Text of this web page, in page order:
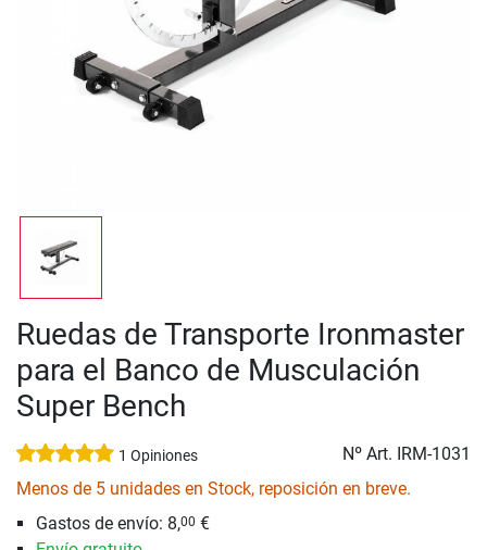
Ruedas de Transporte Ironmaster
para el Banco de Musculación
Super Bench
1 Opiniones Nº Art. IRM-1031
Menos de 5 unidades en Stock, reposición en breve.
Gastos de envío: 8,00 €